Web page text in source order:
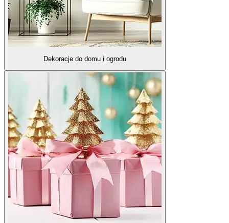
Dekoracje do domu i ogrodu